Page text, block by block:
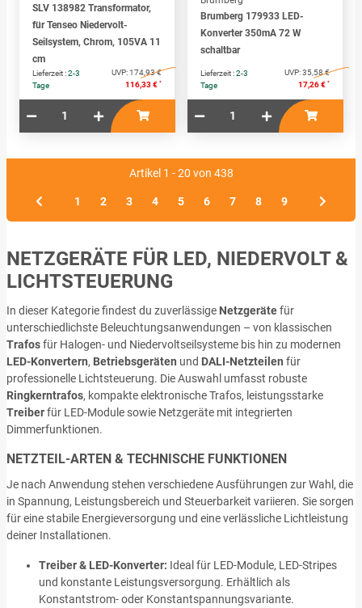
SLV 138982 Transformator,
für Tenseo Niedervolt-
Seilsystem, Chrom, 105VA 11
cm
Lieferzeit :2-3
Tage
UVP:174,93 €
116,33 € *
Brumberg 179933 LED-
Konverter 350mA 72 W
schaltbar
Lieferzeit :2-3
Tage
UVP:35,58 €
17,26 € *
Artikel 1 - 20 von 438
1 2 3 4 5 6 7 8 9
NETZGERÄTE FÜR LED, NIEDERVOLT &
LICHTSTEUERUNG
In dieser Kategorie findest du zuverlässige Netzgerätefür
unterschiedlichste Beleuchtungsanwendungen – von klassischen
Trafosfür Halogen- und Niedervoltseilsysteme bis hin zu modernen
LED-Konvertern, Betriebsgeräten und DALI-Netzteilen für
professionelle Lichtsteuerung. Die Auswahl umfasst robuste
Ringkerntrafos, kompakte elektronische Trafos, leistungsstarke
Treiberfür LED-Module sowie Netzgeräte mit integrierten
Dimmerfunktionen.
NETZTEIL-ARTEN & TECHNISCHE FUNKTIONEN
Je nach Anwendung stehen verschiedene Ausführungen zur Wahl, die
in Spannung, Leistungsbereich und Steuerbarkeit variieren. Sie sorgen
für eine stabile Energieversorgung und eine verlässliche Lichtleistung
deiner Installationen.
Treiber & LED-Konverter: Ideal für LED-Module, LED-Stripes
und konstante Leistungsversorgung. Erhältlich als
Konstantstrom- oder Konstantspannungsvariante.